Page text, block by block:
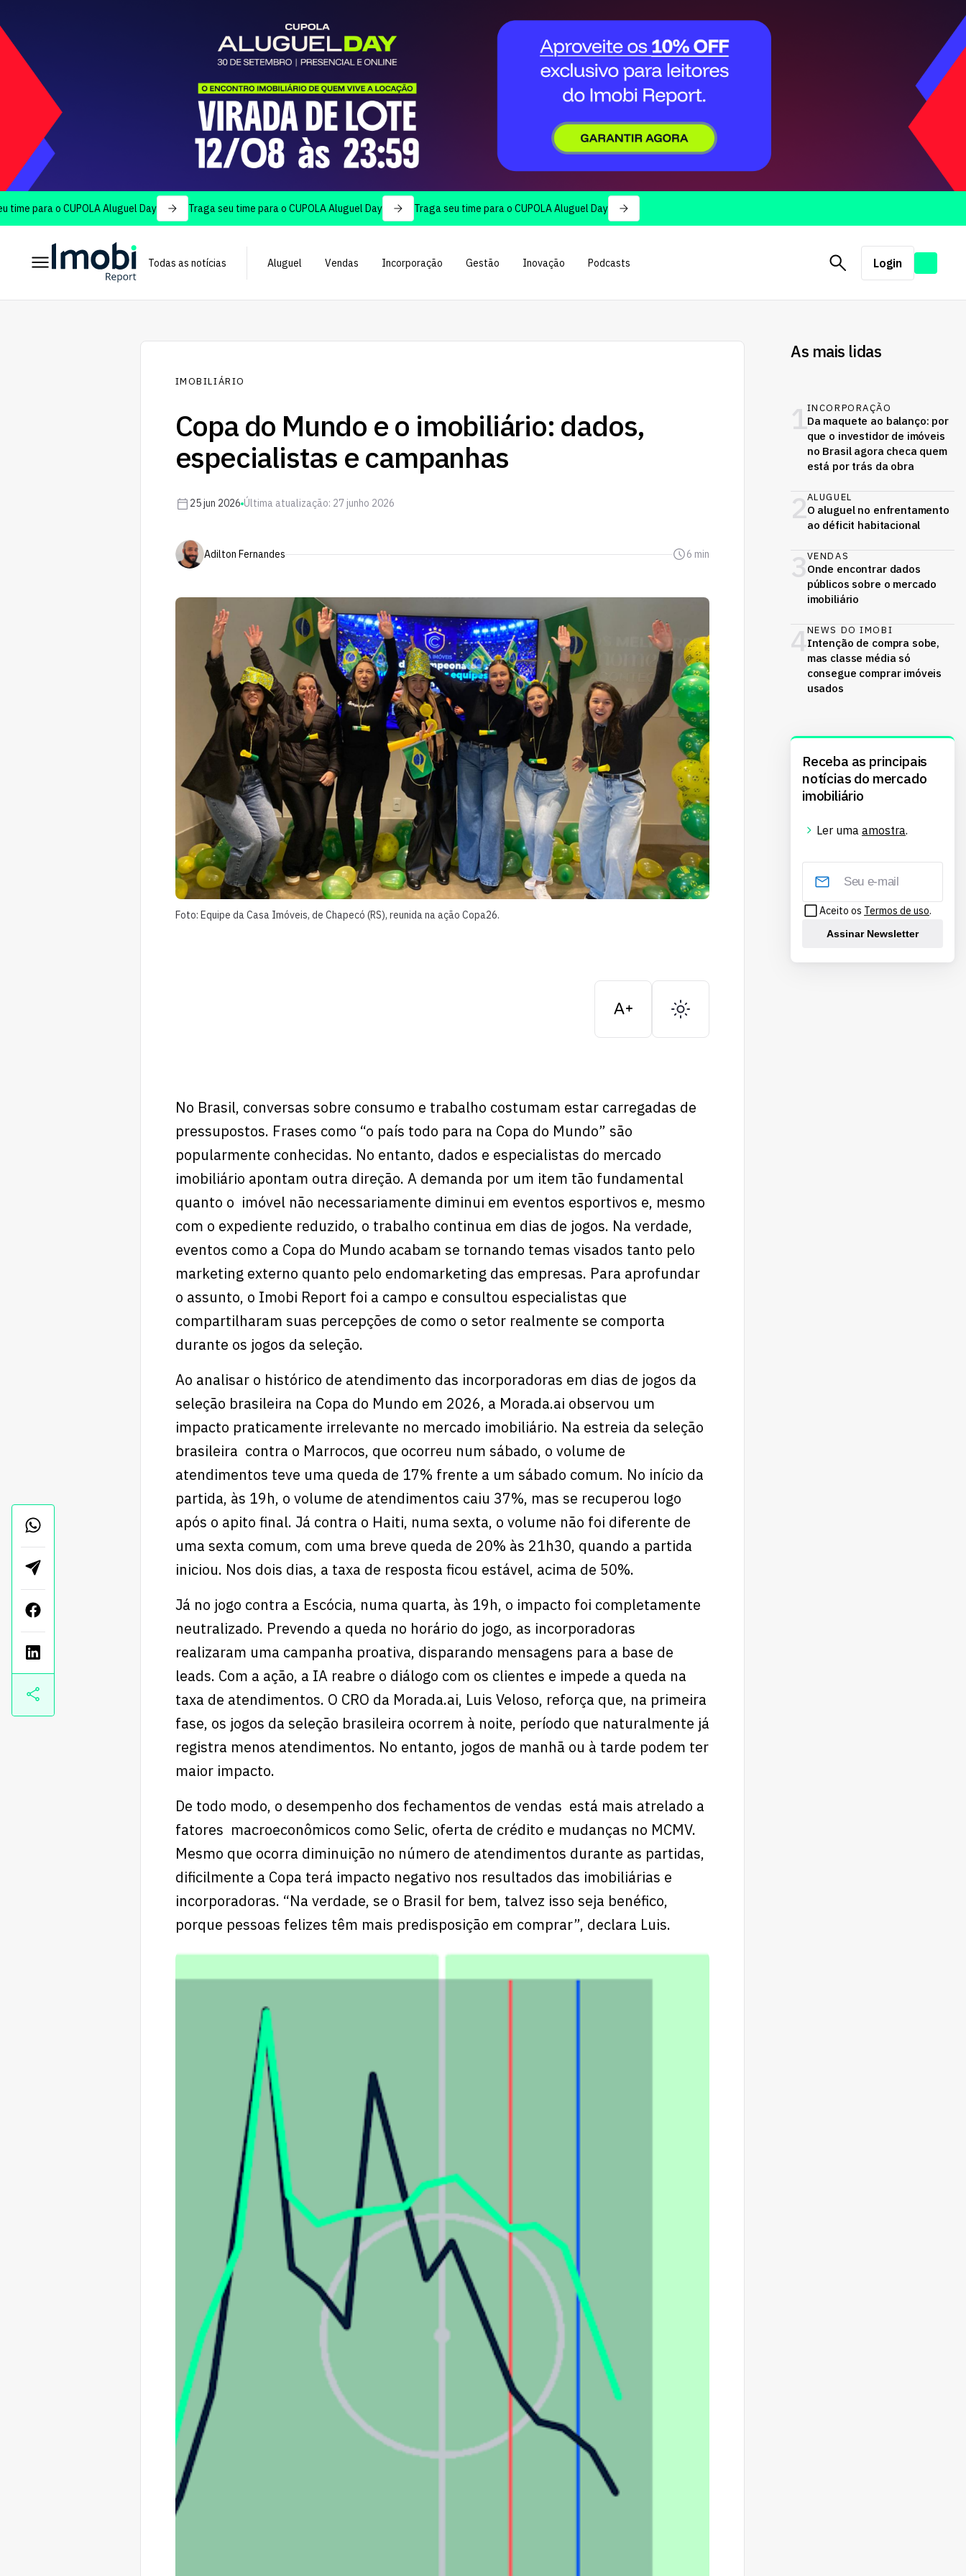
o CUPOLA Aluguel Day Traga seu time para o CUPOLA Aluguel Day Traga seu time para o CUPOLA Aluguel Day
Todas as notícias Aluguel Vendas Incorporação Gestão Inovação Podcasts Login
IMOBILIÁRIO
Copa do Mundo e o imobiliário: dados,
especialistas e campanhas
25 jun 2026 Última atualização: 27 junho 2026
Adilton Fernandes 6 min
Foto: Equipe da Casa Imóveis, de Chapecó (RS), reunida na ação Copa26.
No Brasil, conversas sobre consumo e trabalho costumam estar carregadas de
pressupostos. Frases como “o país todo para na Copa do Mundo” são
popularmente conhecidas. No entanto, dados e especialistas do mercado
imobiliário apontam outra direção. A demanda por um item tão fundamental
quanto o imóvel não necessariamente diminui em eventos esportivos e, mesmo
com o expediente reduzido, o trabalho continua em dias de jogos. Na verdade,
eventos como a Copa do Mundo acabam se tornando temas visados tanto pelo
marketing externo quanto pelo endomarketing das empresas. Para aprofundar
o assunto, o Imobi Report foi a campo e consultou especialistas que
compartilharam suas percepções de como o setor realmente se comporta
durante os jogos da seleção.
Ao analisar o histórico de atendimento das incorporadoras em dias de jogos da
seleção brasileira na Copa do Mundo em 2026, a Morada.ai observou um
impacto praticamente irrelevante no mercado imobiliário. Na estreia da seleção
brasileira contra o Marrocos, que ocorreu num sábado, o volume de
atendimentos teve uma queda de 17% frente a um sábado comum. No início da
partida, às 19h, o volume de atendimentos caiu 37%, mas se recuperou logo
após o apito final. Já contra o Haiti, numa sexta, o volume não foi diferente de
uma sexta comum, com uma breve queda de 20% às 21h30, quando a partida
iniciou. Nos dois dias, a taxa de resposta ficou estável, acima de 50%.
Já no jogo contra a Escócia, numa quarta, às 19h, o impacto foi completamente
neutralizado. Prevendo a queda no horário do jogo, as incorporadoras
realizaram uma campanha proativa, disparando mensagens para a base de
leads. Com a ação, a IA reabre o diálogo com os clientes e impede a queda na
taxa de atendimentos. O CRO da Morada.ai, Luis Veloso, reforça que, na primeira
fase, os jogos da seleção brasileira ocorrem à noite, período que naturalmente já
registra menos atendimentos. No entanto, jogos de manhã ou à tarde podem ter
maior impacto.
De todo modo, o desempenho dos fechamentos de vendas está mais atrelado a
fatores macroeconômicos como Selic, oferta de crédito e mudanças no MCMV.
Mesmo que ocorra diminuição no número de atendimentos durante as partidas,
dificilmente a Copa terá impacto negativo nos resultados das imobiliárias e
incorporadoras. “Na verdade, se o Brasil for bem, talvez isso seja benéfico,
porque pessoas felizes têm mais predisposição em comprar”, declara Luis.
As mais lidas
1INCORPORAÇÃO
Da maquete ao balanço: por
que o investidor de imóveis
no Brasil agora checa quem
está por trás da obra
2ALUGUEL
O aluguel no enfrentamento
ao déficit habitacional
3VENDAS
Onde encontrar dados
públicos sobre o mercado
imobiliário
4NEWS DO IMOBI
Intenção de compra sobe,
mas classe média só
consegue comprar imóveis
usados
Receba as principais
notícias do mercado
imobiliário
Ler uma amostra.
Aceito os Termos de uso.
Assinar Newsletter